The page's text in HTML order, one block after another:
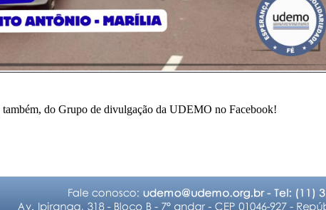
também, do Grupo de divulgação da UDEMO no Facebook!